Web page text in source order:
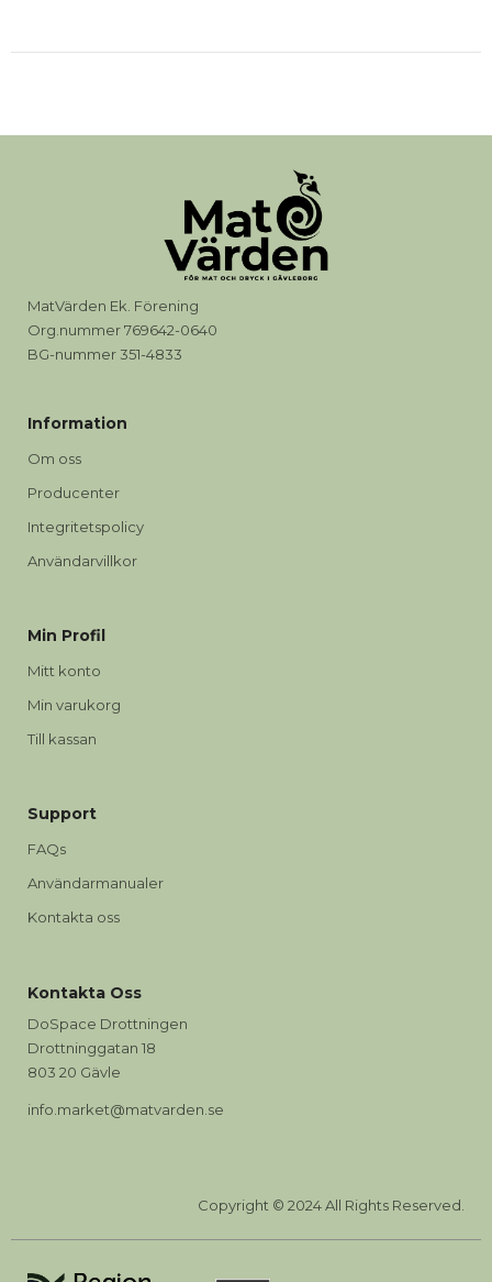
MatVärden Ek. Förening
Org.nummer 769642-0640
BG-nummer 351-4833
Information
Om oss
Producenter
Integritetspolicy
Användarvillkor
Min Profil
Mitt konto
Min varukorg
Till kassan
Support
FAQs
Användarmanualer
Kontakta oss
Kontakta Oss
DoSpace Drottningen
Drottninggatan 18
803 20 Gävle
info.market@matvarden.se
Copyright © 2024 All Rights Reserved.